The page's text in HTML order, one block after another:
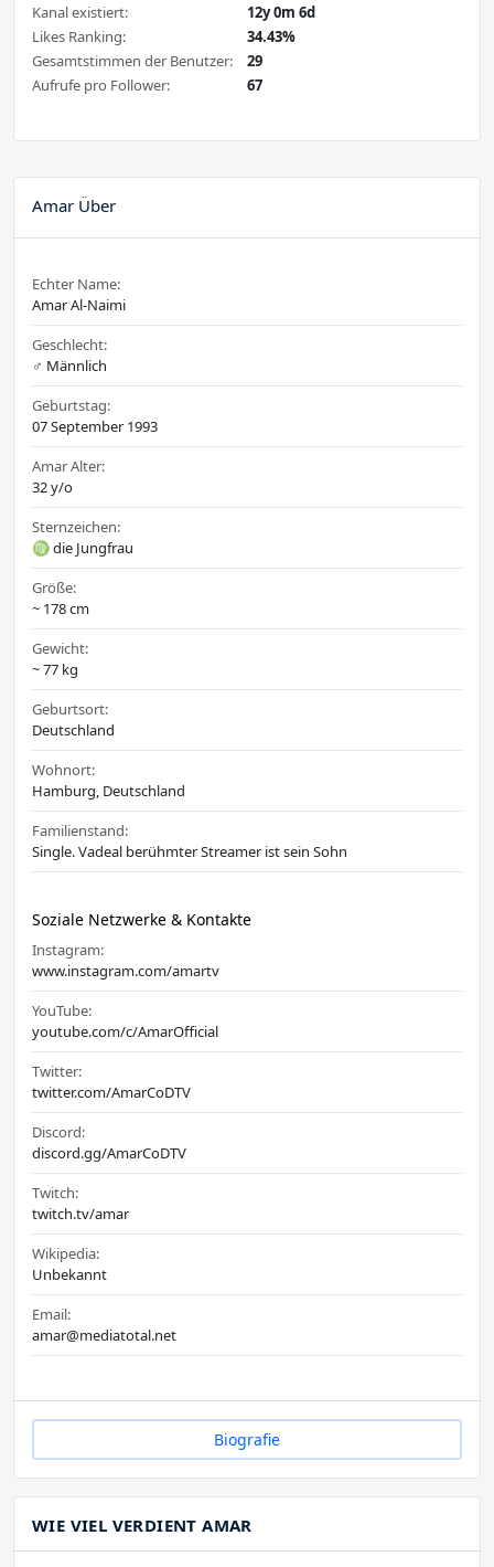
Kanal existiert:
12y 0m 6d
Likes Ranking:
34.43%
Gesamtstimmen der Benutzer:
29
Aufrufe pro Follower:
67
Amar Über
Echter Name:
Amar Al-Naimi
Geschlecht:
♂️ Männlich
Geburtstag:
07 September 1993
Amar Alter:
32 y/o
Sternzeichen:
♍ die Jungfrau
Größe:
~ 178 cm
Gewicht:
~ 77 kg
Geburtsort:
Deutschland
Wohnort:
Hamburg, Deutschland
Familienstand:
Single. Vadeal berühmter Streamer ist sein Sohn
Soziale Netzwerke & Kontakte
Instagram:
www.instagram.com/amartv
YouTube:
youtube.com/c/AmarOfficial
Twitter:
twitter.com/AmarCoDTV
Discord:
discord.gg/AmarCoDTV
Twitch:
twitch.tv/amar
Wikipedia:
Unbekannt
Email:
amar@mediatotal.net
Biografie
WIE VIEL VERDIENT AMAR